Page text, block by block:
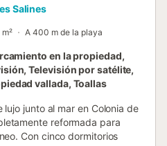
Salines
A 400 m de la playa
en la propiedad,
Televisión por satélite,
vallada, Toallas
lujo junto al mar en Colonia de
reformada para
Con cinco dormitorios